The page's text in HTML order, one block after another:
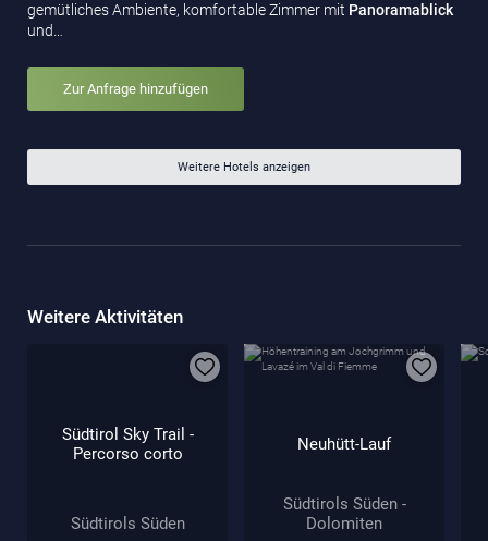
gemütliches Ambiente, komfortable Zimmer mit Panoramablick
und…
Zur Anfrage hinzufügen
Weitere Hotels anzeigen
Weitere Aktivitäten
Südtirol Sky Trail -
Percorso corto
Südtirols Süden
Neuhütt-Lauf
Südtirols Süden -
Dolomiten